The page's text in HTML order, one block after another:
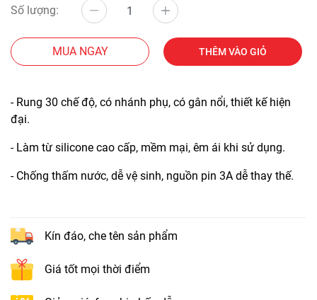
Số lượng:
MUA NGAY THÊM VÀO GIỎ
- Rung 30 chế độ, có nhánh phụ, có gân nổi, thiết kế hiện
đại.
- Làm từ silicone cao cấp, mềm mại, êm ái khi sử dụng.
- Chống thấm nước, dễ vệ sinh, nguồn pin 3A dễ thay thế.
Kín đáo, che tên sản phẩm
Giá tốt mọi thời điểm